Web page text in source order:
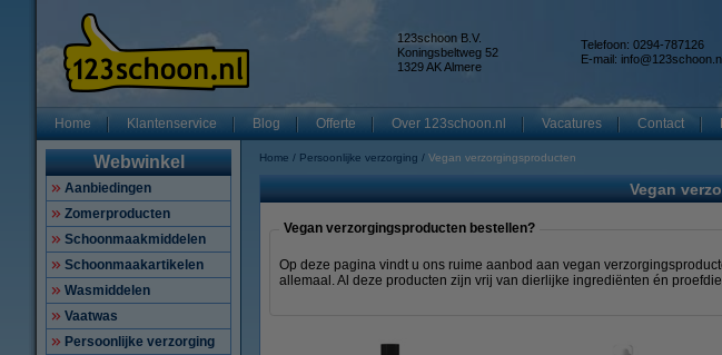
123schoon B.V.
Koningsbeltweg 52
1329 AK Almere
Telefoon: 0294-787126
E-mail:
Home Klantenservice Blog Offerte Over 123schoon.nl Vacatures Contact
Webwinkel
Aanbiedingen
Zomerproducten
Schoonmaakmiddelen
Schoonmaakartikelen
Wasmiddelen
Vaatwas
Persoonlijke verzorging
Home Persoonlijke verzorging Vegan verzorgingsproducten
Vegan
Vegan verzorgingsproducten bestellen?
Op deze pagina vindt u ons ruime aanbod aan vegan
allemaal. Al deze producten zijn vrij van dierlijke ingrediënten én